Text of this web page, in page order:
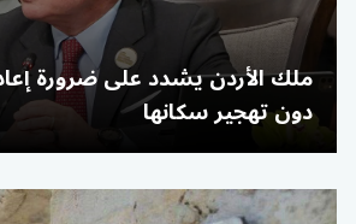
ملك الأردن يشدد على ضرورة
دون تهجير سكانها